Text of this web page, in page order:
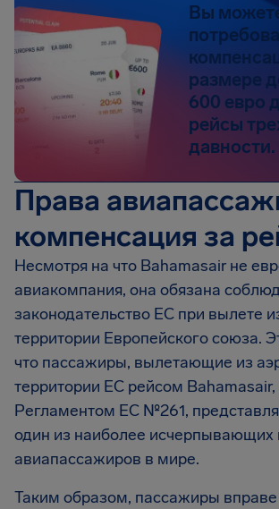
Вы
размере до
600 евро
рейсы
давности.
Права
компенсация за
Несмотря на что Bahamasair не
авиакомпания, она обязана
законодательство ЕС при вылете
территории Европейского союза.
что пассажиры, вылетающие из
территории ЕС рейсом
Регламентом EC №261,
один из наиболее исчерпывающих
авиапассажиров в мире.
Таким образом, пассажиры вправе